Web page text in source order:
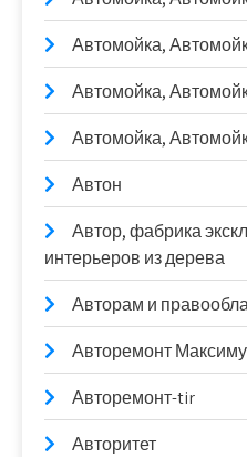
Автомойка,
Автомойка,
Автомойка,
Автон
Автор, фабрика
интерьеров из дерева
Авторам и
Авторемонт
Авторемонт-tir
Авторитет